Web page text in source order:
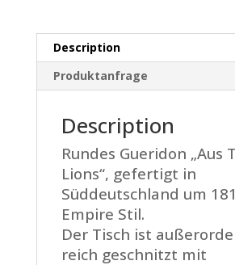
Description
Produktanfrage
Description
Rundes Gueridon „Aus
Lions“, gefertigt in
Süddeutschland um
Empire Stil.
Der Tisch ist
reich geschnitzt mit